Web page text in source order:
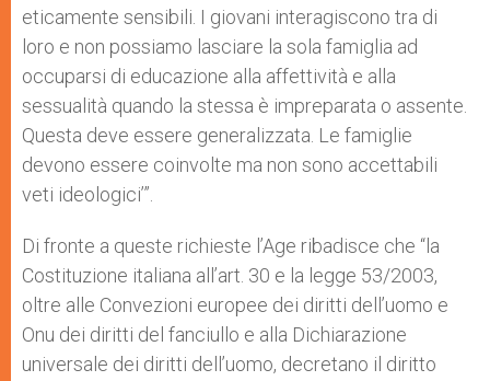
eticamente sensibili. I giovani interagiscono tra di
loro e non possiamo lasciare la sola famiglia ad
occuparsi di educazione alla affettività e alla
sessualità quando la stessa è impreparata o assente.
Questa deve essere generalizzata. Le famiglie
devono essere coinvolte ma non sono accettabili
veti ideologici’”.
Di fronte a queste richieste l’Age ribadisce che “la
Costituzione italiana all’art. 30 e la legge 53/2003,
oltre alle Convezioni europee dei diritti dell’uomo e
Onu dei diritti del fanciullo e alla Dichiarazione
universale dei diritti dell’uomo, decretano il diritto